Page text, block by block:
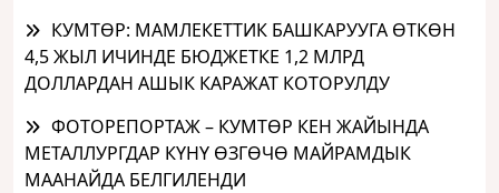
КУМТӨР: МАМЛЕКЕТТИК БАШКАРУУГА ӨТКӨН
4,5 ЖЫЛ ИЧИНДЕ БЮДЖЕТКЕ 1,2 МЛРД
ДОЛЛАРДАН АШЫК КАРАЖАТ КОТОРУЛДУ
ФОТОРЕПОРТАЖ – КУМТӨР КЕН ЖАЙЫНДА
МЕТАЛЛУРГДАР КҮНҮ ӨЗГӨЧӨ МАЙРАМДЫК
МААНАЙДА БЕЛГИЛЕНДИ